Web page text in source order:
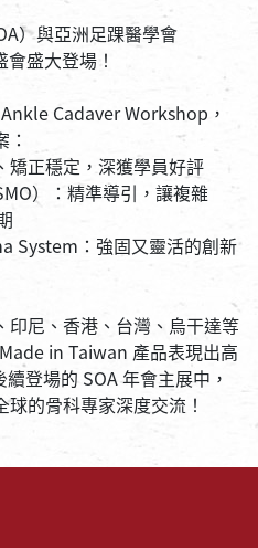
）與亞洲足踝醫學會
會盛大登場！
Cadaver Workshop，
矯正穩定，深獲學員好評
）：精準導引，讓複雜
System：強固又靈活的創新
印尼、香港、台灣、烏干達等
in Taiwan 產品表現出高
登場的 SOA 年會主展中，
的骨科專家深度交流！